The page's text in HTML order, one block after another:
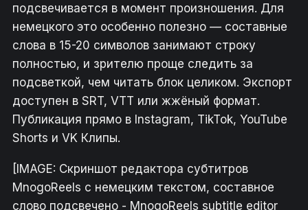
подсвечивается в момент произношения. Для
немецкого это особенно полезно — составные
слова в 15-20 символов занимают строку
полностью, и зрителю проще следить за
подсветкой, чем читать блок целиком. Экспорт
доступен в SRT, VTT или жжёный формат.
Публикация прямо в Instagram, TikTok, YouTube
Shorts и VK Клипы.
[IMAGE: Скриншот редактора субтитров
MnogoReels с немецким текстом, составное
слово подсвечено - MnogoReels subtitle editor